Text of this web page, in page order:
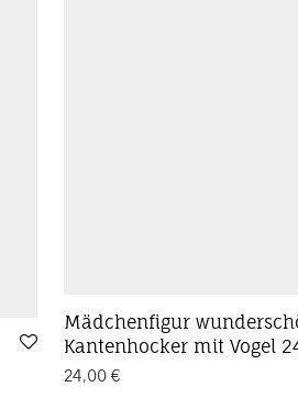
Mädchenfigur
Kantenhocker mit Vogel
24,00 €